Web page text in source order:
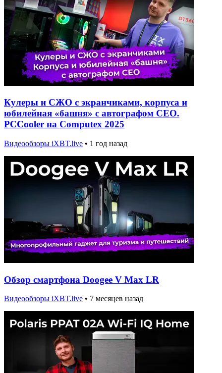
Кулеры и СЖО с экранчиками, корпуса и
юбилейная «башня» с автографом CEO.
PCCooler на Computex 2025
Видеообзоры iXBT.live • 1 год назад
Обзор смартфона Doogee V Max LR
Видеообзоры iXBT.live • 7 месяцев назад